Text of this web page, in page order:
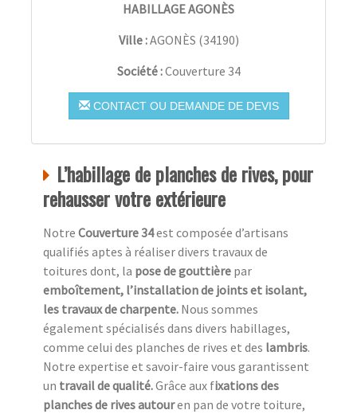
HABILLAGE AGONÈS
Ville :AGONÈS (34190)
Société :Couverture 34
CONTACT OU DEMANDE DE DEVIS
L’habillage de planches de rives, pour
rehausser votre extérieure
Notre Couverture 34est composée d’artisans
qualifiés aptes à réaliser divers travaux de
toitures dont, la pose de gouttière par
emboîtement, l’installation de joints et isolant,
les travaux de charpente. Nous sommes
également spécialisés dans divers habillages,
comme celui des planches de rives et des lambris.
Notre expertise et savoir-faire vous garantissent
un travail de qualité.Grâce aux fixations des
planches de rives autouren pan de votre toiture,